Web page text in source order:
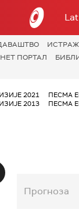
Lat
ПОРТАЛ
2021
ПЕСМА
2013
ПЕСМА
Прогноза